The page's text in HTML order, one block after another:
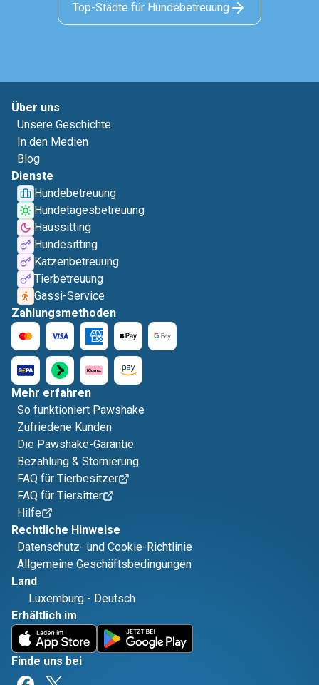
Top-Städte für Hundebetreuung
Über uns
Unsere Geschichte
In den Medien
Blog
Dienste
Hundebetreuung
Hundetagesbetreuung
Haussitting
Hundesitting
Katzenbetreuung
Tierbetreuung
Gassi-Service
Zahlungsmethoden
Mehr erfahren
So funktioniert Pawshake
Zufriedene Kunden
Die Pawshake-Garantie
Bezahlung & Stornierung
FAQ für Tierbesitzer
FAQ für Tiersitter
Hilfe
Rechtliche Hinweise
Datenschutz- und Cookie-Richtlinie
Allgemeine Geschäftsbedingungen
Land
Luxemburg - Deutsch
Erhältlich im
Finde uns bei